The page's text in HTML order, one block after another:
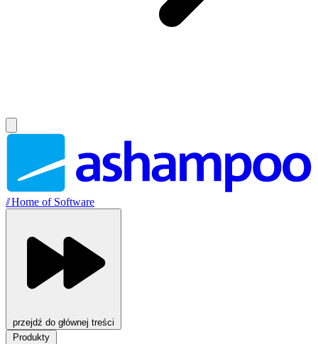
//Home of Software
przejdź do głównej treści
Produkty